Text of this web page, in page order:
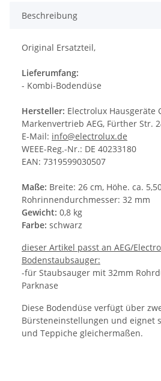
Beschreibung
Original Ersatzteil,
Lieferumfang:
- Kombi-Bodendüse
Hersteller: Electrolux Hausgeräte
Markenvertrieb AEG, Fürther Str.
E-Mail: info@electrolux.de
WEEE-Reg.-Nr.: DE 40233180
EAN: 7319599030507
Maße: Breite: 26 cm, Höhe. ca.
Rohrinnendurchmesser: 32 mm
Gewicht: 0,8 kg
Farbe: schwarz
dieser Artikel passt an AEG/
Bodenstaubsauger:
-für Staubsauger mit 32mm
Parknase
Diese Bodendüse verfügt über
Bürsteneinstellungen und eignet
und Teppiche gleichermaßen.